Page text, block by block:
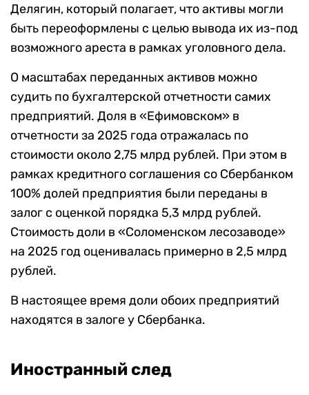
Делягин, который полагает, что активы могли
быть переоформлены с целью вывода их из-под
возможного ареста в рамках уголовного дела.
О масштабах переданных активов можно
судить по бухгалтерской отчетности самих
предприятий. Доля в «Ефимовском» в
отчетности за 2025 года отражалась по
стоимости около 2,75 млрд рублей. При этом в
рамках кредитного соглашения со Сбербанком
100% долей предприятия были переданы в
залог с оценкой порядка 5,3 млрд рублей.
Стоимость доли в «Соломенском лесозаводе»
на 2025 год оценивалась примерно в 2,5 млрд
рублей.
В настоящее время доли обоих предприятий
находятся в залоге у Сбербанка.
Иностранный след